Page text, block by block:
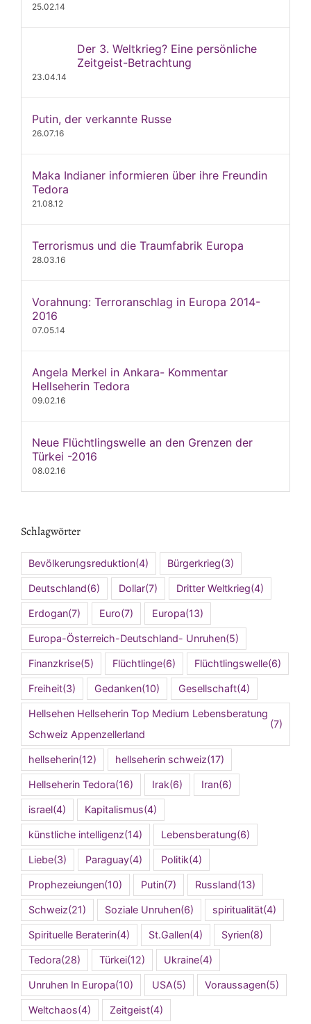
25.02.14
Der 3. Weltkrieg? Eine persönliche
Zeitgeist-Betrachtung
23.04.14
Putin, der verkannte Russe
26.07.16
Maka Indianer informieren über ihre Freundin
Tedora
21.08.12
Terrorismus und die Traumfabrik Europa
28.03.16
Vorahnung: Terroranschlag in Europa 2014-
2016
07.05.14
Angela Merkel in Ankara- Kommentar
Hellseherin Tedora
09.02.16
Neue Flüchtlingswelle an den Grenzen der
Türkei -2016
08.02.16
Schlagwörter
Bevölkerungsreduktion(4) Bürgerkrieg(3)
Deutschland(6) Dollar(7) Dritter Weltkrieg(4)
Erdogan(7) Euro(7) Europa(13)
Europa-Österreich-Deutschland- Unruhen(5)
Finanzkrise(5) Flüchtlinge(6) Flüchtlingswelle(6)
Freiheit(3) Gedanken(10) Gesellschaft(4)
Hellsehen Hellseherin Top Medium Lebensberatung
Schweiz Appenzellerland
(7)
hellseherin(12) hellseherin schweiz(17)
Hellseherin Tedora(16) Irak(6) Iran(6)
israel(4) Kapitalismus(4)
künstliche intelligenz(14) Lebensberatung(6)
Liebe(3) Paraguay(4) Politik(4)
Prophezeiungen(10) Putin(7) Russland(13)
Schweiz(21) Soziale Unruhen(6) spiritualität(4)
Spirituelle Beraterin(4) St.Gallen(4) Syrien(8)
Tedora(28) Türkei(12) Ukraine(4)
Unruhen In Europa(10) USA(5) Voraussagen(5)
Weltchaos(4) Zeitgeist(4)